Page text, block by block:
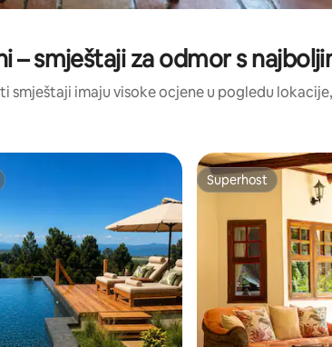
– smještaji za odmor s
ti smještaji imaju visoke ocjene u pogledu
Superhost
Superhost